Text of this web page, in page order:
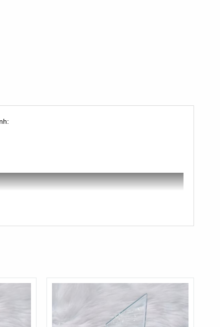
chọn mẫu nào đẹp, kích thước phù hợp và in hoặc